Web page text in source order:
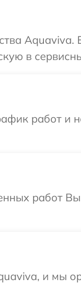
Aquaviva.
в
работ и
работ
и мы